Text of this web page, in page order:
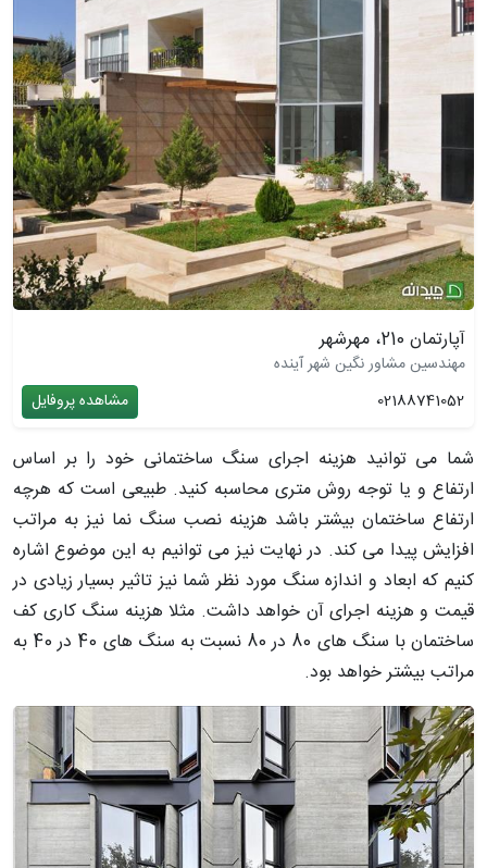
آپارتمان 210، مهرشهر
مهندسین مشاور نگین شهر آینده
02188741052
مشاهده پروفایل
شما می توانید هزینه اجرای سنگ ساختمانی خود را بر اساس
ارتفاع و یا توجه روش متری محاسبه کنید. طبیعی است که هرچه
ارتفاع ساختمان بیشتر باشد هزینه نصب سنگ نما نیز به مراتب
افزایش پیدا می کند. در نهایت نیز می توانیم به این موضوع اشاره
کنیم که ابعاد و اندازه سنگ مورد نظر شما نیز تاثیر بسیار زیادی در
قیمت و هزینه اجرای آن خواهد داشت. مثلا هزینه سنگ کاری کف
ساختمان با سنگ های 80 در 80 نسبت به سنگ های 40 در 40 به
مراتب بیشتر خواهد بود.